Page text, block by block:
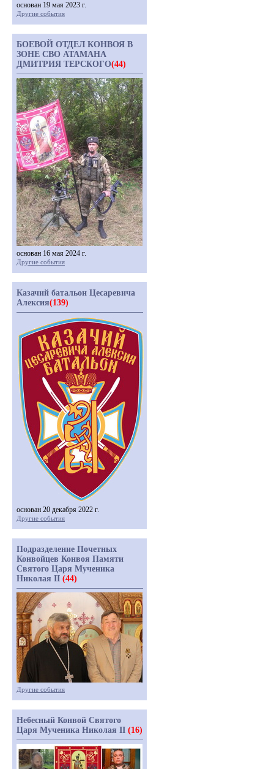
основан 19 мая 2023 г.
Другие события
БОЕВОЙ ОТДЕЛ КОНВОЯ В
ЗОНЕ СВО АТАМАНА
ДМИТРИЯ ТЕРСКОГО(44)
основан 16 мая 2024 г.
Другие события
Казачий батальон Цесаревича
Алексия(139)
основан 20 декабря 2022 г.
Другие события
Подразделение Почетных
Конвойцев Конвоя Памяти
Святого Царя Мученика
Николая II (44)
Другие события
Небесный Конвой Святого
Царя Мученика Николая II (16)